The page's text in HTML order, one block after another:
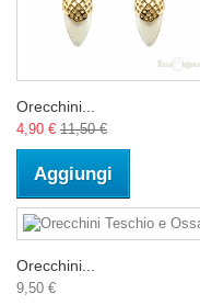
Orecchini...
4,90 € 11,50 €
Aggiungi
Orecchini...
9,50 €